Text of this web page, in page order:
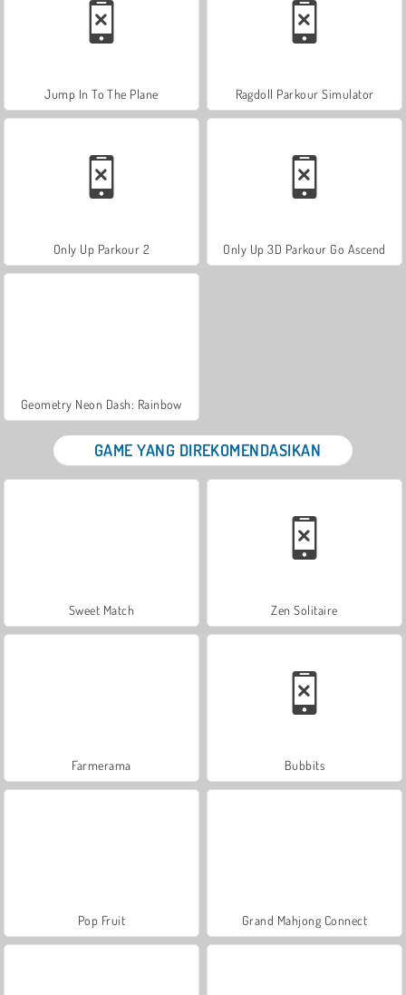
Jump In To The Plane Ragdoll Parkour Simulator
Only Up Parkour 2 Only Up 3D Parkour Go Ascend
Geometry Neon Dash: Rainbow
GAME YANG DIREKOMENDASIKAN
Sweet Match Zen Solitaire
Farmerama Bubbits
Pop Fruit Grand Mahjong Connect